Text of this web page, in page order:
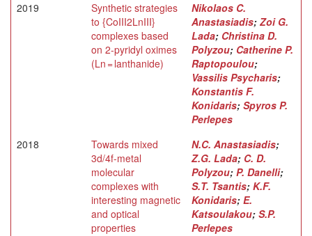
2019
Synthetic strategies
to {CoIII2LnIII}
complexes based
on 2-pyridyl oximes
(Ln = lanthanide)
Nikolaos C.
Anastasiadis; Zoi G.
Lada; Christina D.
Polyzou; Catherine P.
Raptopoulou;
Vassilis Psycharis;
Konstantis F.
Konidaris; Spyros P.
Perlepes
2018
Towards mixed
3d/4f-metal
molecular
complexes with
interesting magnetic
and optical
properties
N.C. Anastasiadis;
Z.G. Lada; C. D.
Polyzou; P. Danelli;
S.T. Tsantis; K.F.
Konidaris; E.
Katsoulakou; S.P.
Perlepes